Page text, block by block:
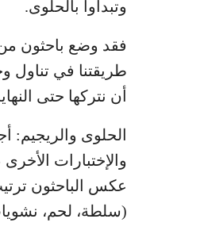
وتبدأوا بالحلوى.
فقد وضع باحثون من
طريقتنا في تناول
أن نتركها حتى
الحلوى والريجيم:
والإختبارات
عكس الباحثون
(سلطة، لحم،